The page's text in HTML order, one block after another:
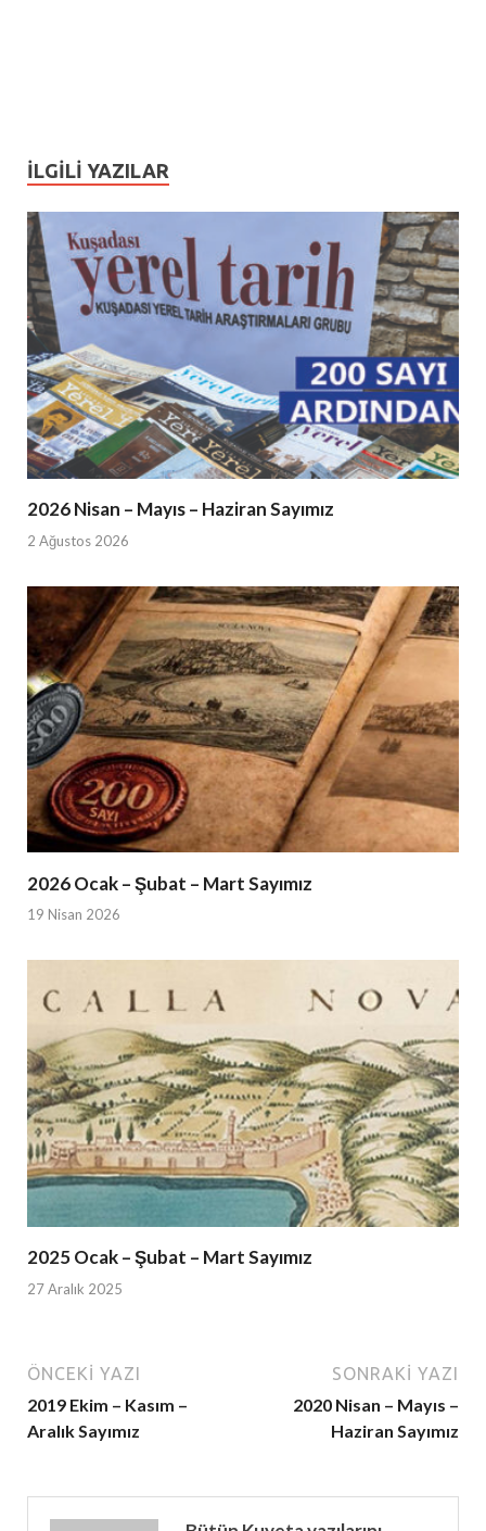
İLGILI YAZILAR
2026 Nisan – Mayıs – Haziran Sayımız
2 Ağustos 2026
2026 Ocak – Şubat – Mart Sayımız
19 Nisan 2026
2025 Ocak – Şubat – Mart Sayımız
27 Aralık 2025
ÖNCEKI YAZI
2019 Ekim – Kasım –
Aralık Sayımız
SONRAKI YAZI
2020 Nisan – Mayıs –
Haziran Sayımız